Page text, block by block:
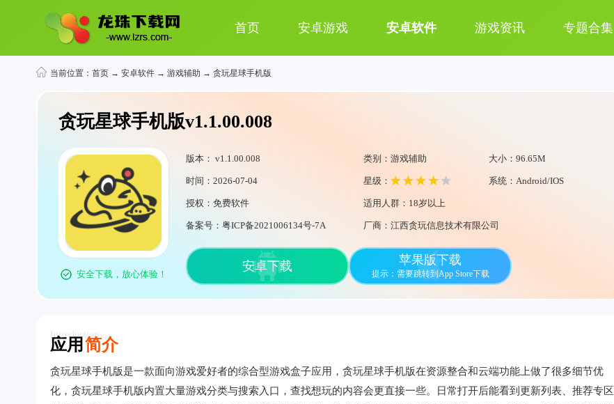
首页 安卓游戏 安卓软件 游戏资讯 专题合集
当前位置： 首页 → 安卓软件 → 游戏辅助 → 贪玩星球手机版
贪玩星球手机版v1.1.00.008
安全下载，放心体验！
版本： v1.1.00.008 类别：游戏辅助 大小：96.65M
时间：2026-07-04 星级： 系统：Android/IOS
授权：免费软件 适用人群：18岁以上
备案号：粤ICP备2021006134号-7A 厂商：江西贪玩信息技术有限公司
安卓下载 苹果版下载
提示：需要跳转到App Store下载
应用 简介
Introduction
贪玩星球手机版是一款面向游戏爱好者的综合型游戏盒子应用，贪玩星球手机版在资源整合和云端功能上做了很多细节优
化，贪玩星球手机版内置大量游戏分类与搜索入口，查找想玩的内容会更直接一些。日常打开后能看到更新列表、推荐专区